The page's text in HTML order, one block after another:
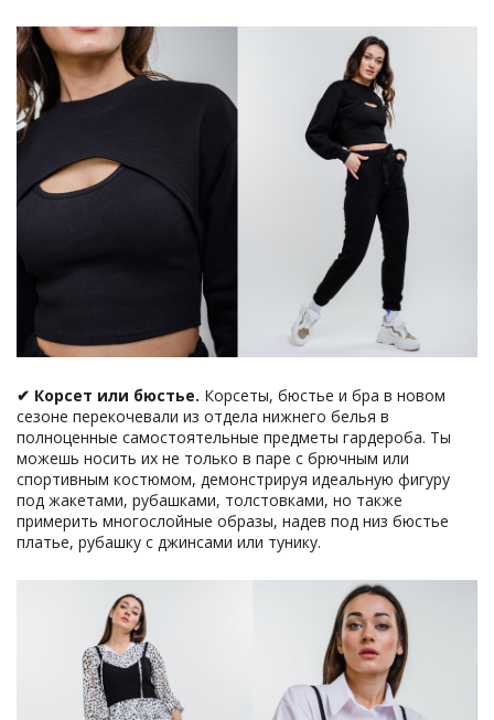
✔ Корсет или бюстье. Корсеты, бюстье и бра в новом
сезоне перекочевали из отдела нижнего белья в
полноценные самостоятельные предметы гардероба. Ты
можешь носить их не только в паре с брючным или
спортивным костюмом, демонстрируя идеальную фигуру
под жакетами, рубашками, толстовками, но также
примерить многослойные образы, надев под низ бюстье
платье, рубашку с джинсами или тунику.